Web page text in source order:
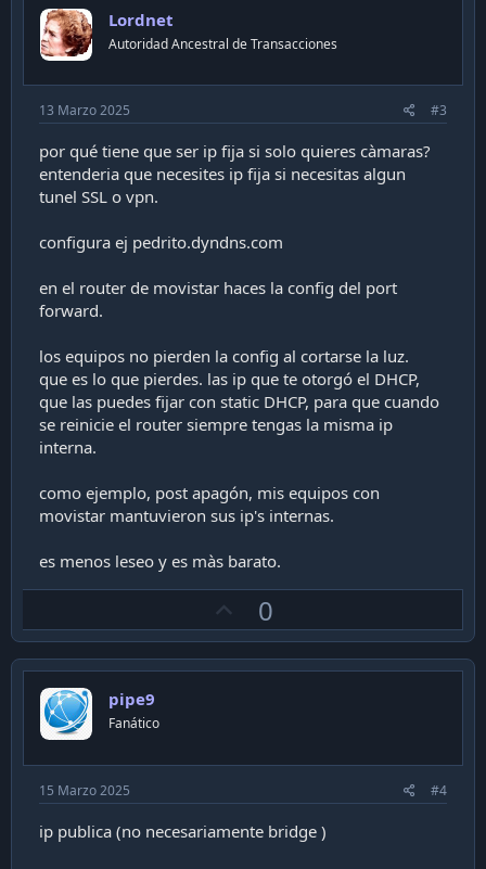
t
e
Lordnet
Autoridad Ancestral de Transacciones
13 Marzo 2025 #3
por qué tiene que ser ip fija si solo quieres càmaras?
entenderia que necesites ip fija si necesitas algun
tunel SSL o vpn.
configura ej pedrito.dyndns.com
en el router de movistar haces la config del port
forward.
los equipos no pierden la config al cortarse la luz.
que es lo que pierdes. las ip que te otorgó el DHCP,
que las puedes fijar con static DHCP, para que cuando
se reinicie el router siempre tengas la misma ip
interna.
como ejemplo, post apagón, mis equipos con
movistar mantuvieron sus ip's internas.
es menos leseo y es màs barato.
p
v
0
pipe9
Fanático
15 Marzo 2025 #4
ip publica (no necesariamente bridge )